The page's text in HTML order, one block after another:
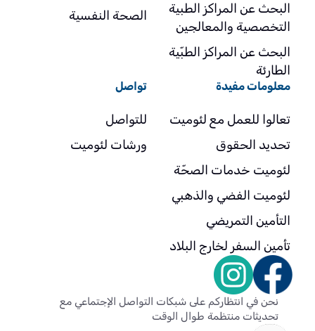
البحث عن المراكز الطبية
التخصصية والمعالجين
البحث عن المراكز الطبّية
الطارئة
الصحة النفسية
معلومات مفيدة
تعالوا للعمل مع لئوميت
تحديد الحقوق
لئوميت خدمات الصحّة
لئوميت الفضي والذهبي
التأمين التمريضي
تأمين السفر لخارج البلاد
تواصل
للتواصل
ورشات لئوميت
نحن في انتظاركم على شبكات التواصل الإجتماعي مع
تحديثات منتظمة طوال الوقت